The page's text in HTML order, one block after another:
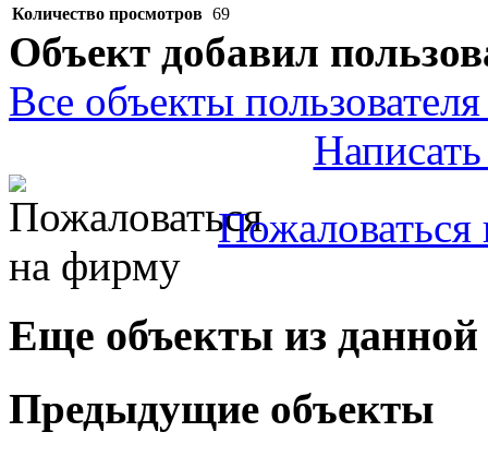
Количество просмотров 69
Объект добавил
Все объекты
Еще объекты из данной
Предыдущие объекты